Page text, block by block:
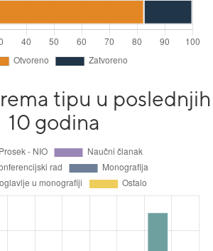
tipu u poslednjih
10 godina